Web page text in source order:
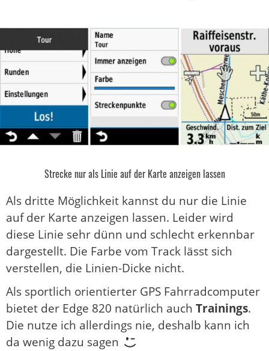
Strecke nur als Linie auf der Karte anzeigen lassen
Als dritte Möglichkeit kannst du nur die Linie
auf der Karte anzeigen lassen. Leider wird
diese Linie sehr dünn und schlecht erkennbar
dargestellt. Die Farbe vom Track lässt sich
verstellen, die Linien-Dicke nicht.
Als sportlich orientierter GPS Fahrradcomputer
bietet der Edge 820 natürlich auch Trainings.
Die nutze ich allerdings nie, deshalb kann ich
da wenig dazu sagen